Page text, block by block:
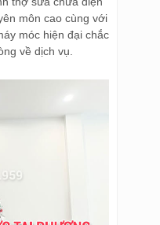
môn cao cùng với
móc hiện đại chắc
về dịch vụ.